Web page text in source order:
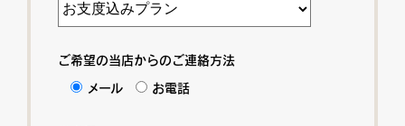
ご希望の当店からのご連絡方法
メール お電話